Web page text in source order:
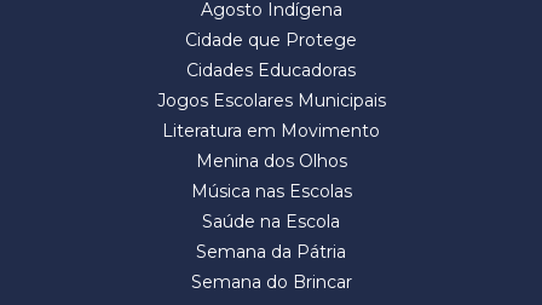
Agosto Indígena
Cidade que Protege
Cidades Educadoras
Jogos Escolares Municipais
Literatura em Movimento
Menina dos Olhos
Música nas Escolas
Saúde na Escola
Semana da Pátria
Semana do Brincar